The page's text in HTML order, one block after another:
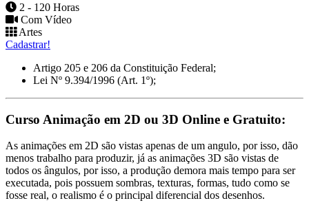
2 - 120 Horas
Com Vídeo
Artes
Cadastrar!
Artigo 205 e 206 da Constituição Federal;
Lei Nº 9.394/1996 (Art. 1º);
Curso Animação em 2D ou 3D Online e Gratuito:
As animações em 2D são vistas apenas de um angulo, por isso, dão
menos trabalho para produzir, já as animações 3D são vistas de
todos os ângulos, por isso, a produção demora mais tempo para ser
executada, pois possuem sombras, texturas, formas, tudo como se
fosse real, o realismo é o principal diferencial dos desenhos.